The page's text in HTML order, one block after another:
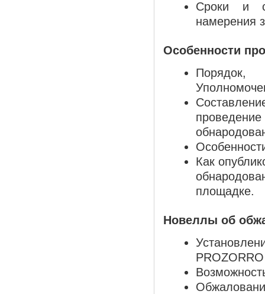
Сроки и
намерения
Особенности
Как
площадке.
Новеллы об